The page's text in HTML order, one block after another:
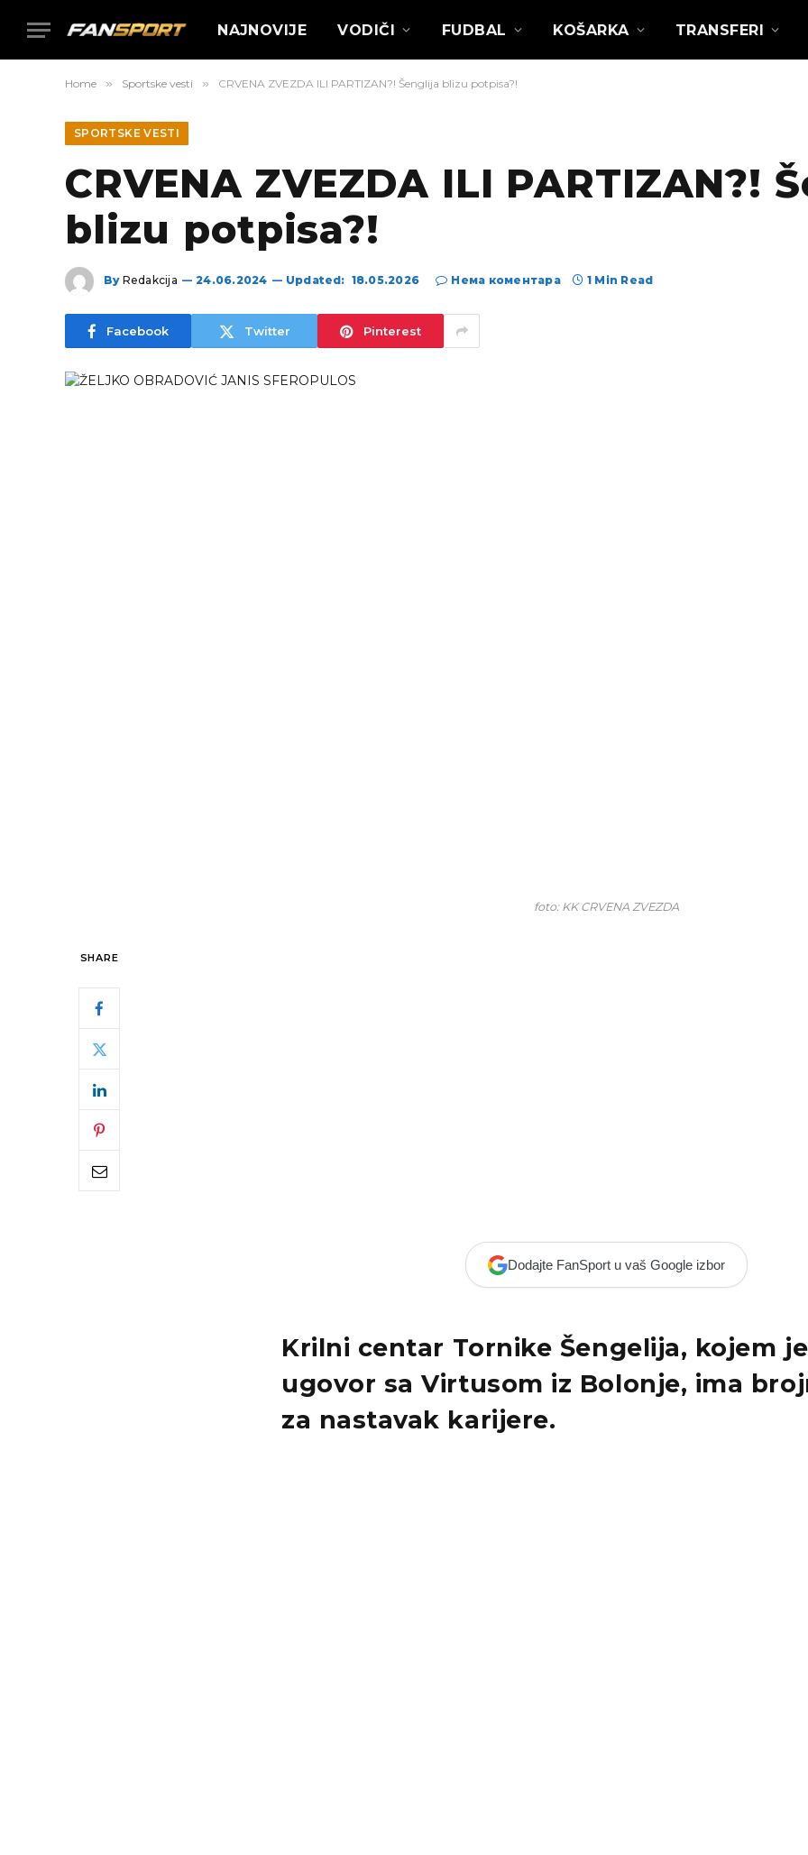
NAJNOVIJE VODIČI FUDBAL KOŠARKA TRANSFERI
Home » Sportske vesti » CRVENA ZVEZDA ILI PARTIZAN?! Šenglija blizu potpisa?!
SPORTSKE VESTI
CRVENA ZVEZDA ILI PARTIZAN?!
blizu potpisa?!
By Redakcija 24.06.2024 Updated: 18.05.2026 Нема коментара 1 Min Read
Facebook Twitter Pinterest
foto: KK CRVENA ZVEZDA
SHARE
Dodajte FanSport u vaš Google izbor
Krilni centar Tornike Šengelija, kojem
ugovor sa Virtusom iz Bolonje, ima
za nastavak karijere.